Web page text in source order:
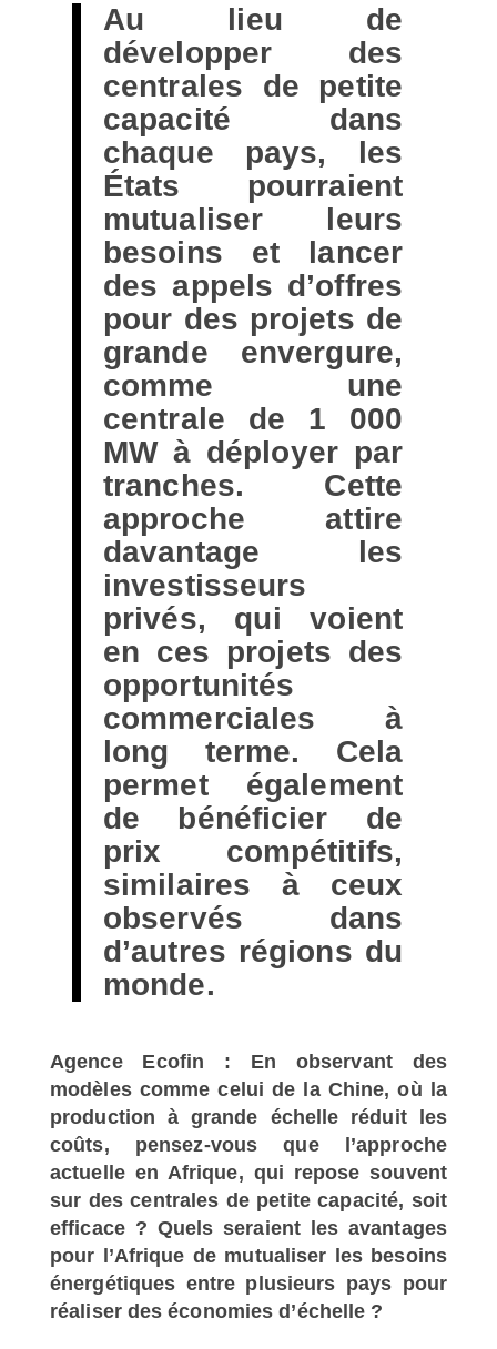
Au lieu de
développer des
centrales de petite
capacité dans
chaque pays, les
États pourraient
mutualiser leurs
besoins et lancer
des appels d’offres
pour des projets de
grande envergure,
comme une
centrale de 1 000
MW à déployer par
tranches. Cette
approche attire
davantage les
investisseurs
privés, qui voient
en ces projets des
opportunités
commerciales à
long terme. Cela
permet également
de bénéficier de
prix compétitifs,
similaires à ceux
observés dans
d’autres régions du
monde.
Agence Ecofin : En observant des
modèles comme celui de la Chine, où la
production à grande échelle réduit les
coûts, pensez-vous que l’approche
actuelle en Afrique, qui repose souvent
sur des centrales de petite capacité, soit
efficace ? Quels seraient les avantages
pour l’Afrique de mutualiser les besoins
énergétiques entre plusieurs pays pour
réaliser des économies d’échelle ?